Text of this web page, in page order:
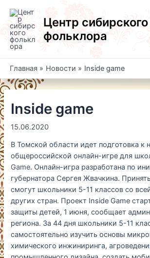
содержимомуЦентр сибирского
фольклора
Главная Новости Inside game
Inside game
15.06.2020
В Томской области идет подготовка к
общероссийской онлайн-игре для
Game. Онлайн-игра разработана по
губернатора Сергея Жвачкина.
смогут школьники 5-11 классов со
других стран. Проект Inside Game
защиты детей, 1 июня, сообщает
региона. За 44 дня школьники 5-11
самостоятельно изучить основы
химического инжиниринга,